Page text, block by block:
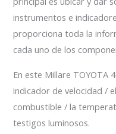
instrumentos e
proporciona toda la
cada uno de los
En este Millare TOYOTA
indicador de velocidad /
combustible / la
testigos luminosos.